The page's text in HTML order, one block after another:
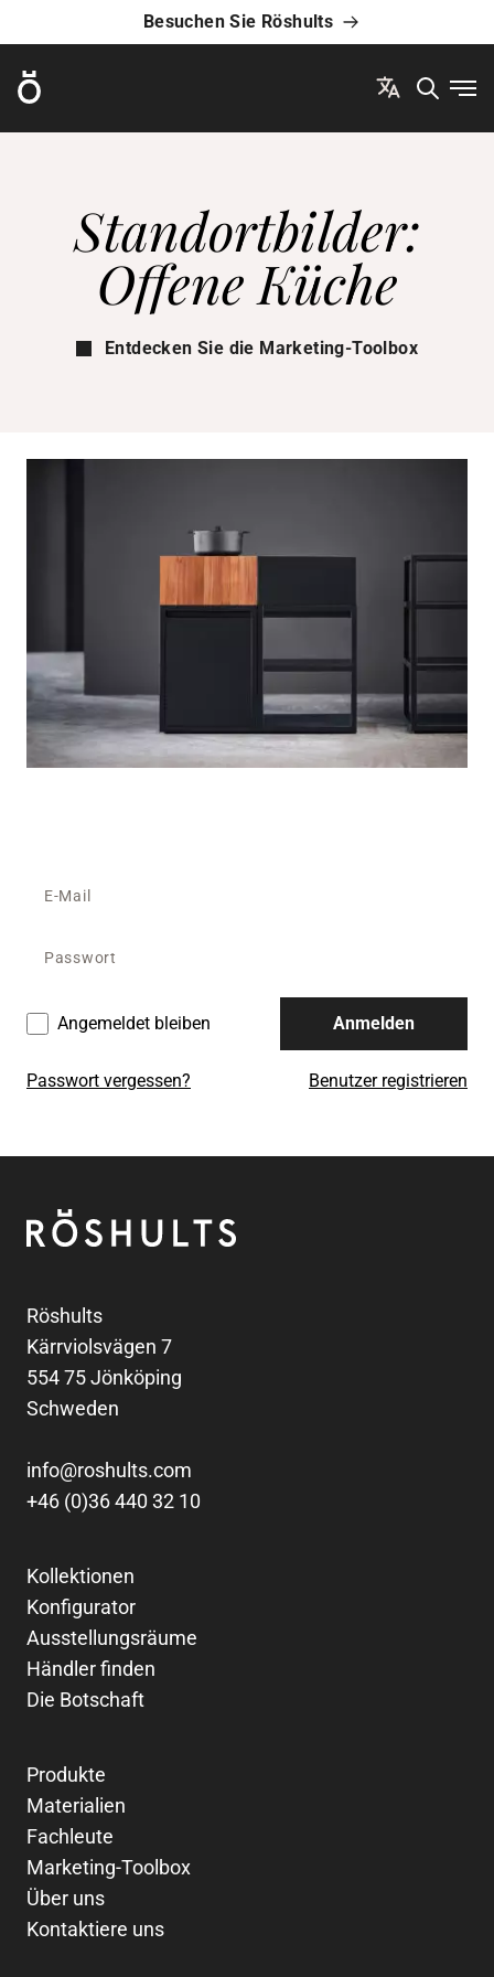
Besuchen Sie Röshults
Röshults
Standortbilder:
Offene Küche
Entdecken Sie die Marketing-Toolbox
Angemeldet bleiben Anmelden
Passwort vergessen? Benutzer registrieren
Röshults
Röshults
Kärrviolsvägen 7
554 75 Jönköping
Schweden
info@roshults.com
+46 (0)36 440 32 10
Kollektionen
Konfigurator
Ausstellungsräume
Händler finden
Die Botschaft
Produkte
Materialien
Fachleute
Marketing-Toolbox
Über uns
Kontaktiere uns